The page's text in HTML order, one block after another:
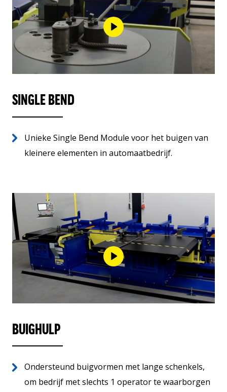
SINGLE BEND
Unieke Single Bend Module voor het buigen van
kleinere elementen in automaatbedrijf.
BUIGHULP
Ondersteund buigvormen met lange schenkels,
om bedrijf met slechts 1 operator te waarborgen